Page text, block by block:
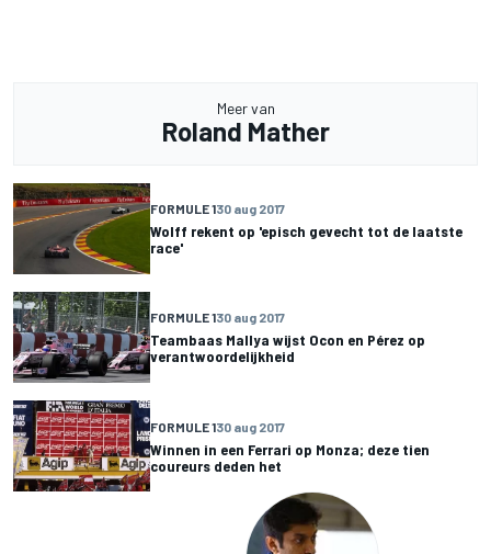
Meer van
Roland Mather
FORMULE 130 aug 2017
Wolff rekent op 'episch gevecht tot de laatste
race'
FORMULE 130 aug 2017
Teambaas Mallya wijst Ocon en Pérez op
verantwoordelijkheid
FORMULE 130 aug 2017
Winnen in een Ferrari op Monza; deze tien
coureurs deden het